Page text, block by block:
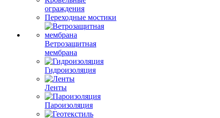
ограждения
Переходные мостики
Ветрозащитная
мембрана
Гидроизоляция
Ленты
Пароизоляция